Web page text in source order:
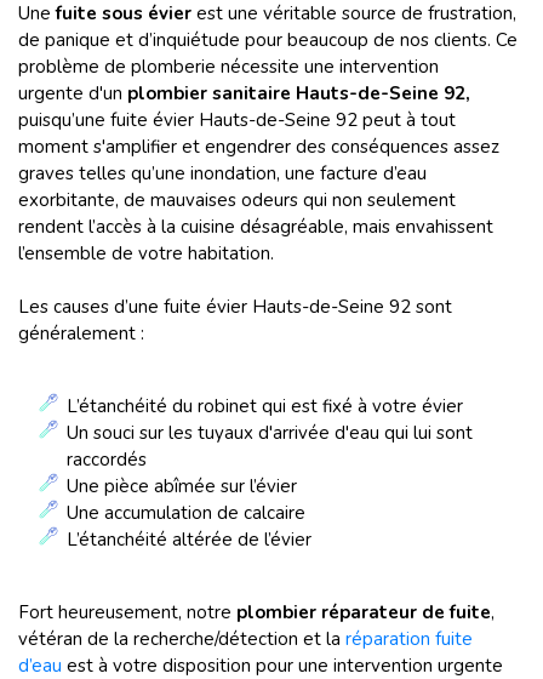
Unefuite sous évier est une véritable source de frustration,
de panique et d’inquiétude pour beaucoup de nos clients. Ce
problème de plomberie nécessite une intervention
urgente d'un plombier sanitaire Hauts-de-Seine 92,
puisqu’une fuite évier Hauts-de-Seine 92 peut à tout
moment s'amplifier et engendrer des conséquences assez
graves telles qu’une inondation, une facture d’eau
exorbitante, de mauvaises odeurs qui non seulement
rendent l’accès à la cuisine désagréable, mais envahissent
l’ensemble de votre habitation.
Les causes d’une fuite évier Hauts-de-Seine 92 sont
généralement :
L’étanchéité du robinet qui est fixé à votre évier
Un souci sur les tuyaux d'arrivée d'eau qui lui sont
raccordés
Une pièce abîmée sur l’évier
Une accumulation de calcaire
L’étanchéité altérée de l’évier
Fort heureusement, notre plombier réparateur de fuite,
vétéran de la recherche/détection et la réparation fuite
d’eau est à votre disposition pour une intervention urgente